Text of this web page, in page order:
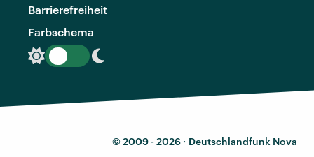
Barrierefreiheit
Farbschema
© 2009 - 2026 · Deutschlandfunk Nova